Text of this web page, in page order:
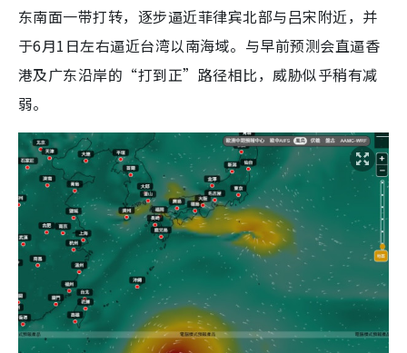
东南面一带打转，逐步逼近菲律宾北部与吕宋附近，并
于6月1日左右逼近台湾以南海域。与早前预测会直逼香
港及广东沿岸的“打到正”路径相比，威胁似乎稍有减
弱。